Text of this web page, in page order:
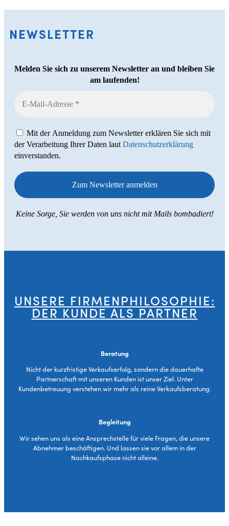
NEWSLETTER
Melden Sie sich zu unserem Newsletter an und bleiben Sie
am laufenden!
Mit der Anmeldung zum Newsletter erklären Sie sich mit
der Verarbeitung Ihrer Daten laut Datenschutzerklärung
einverstanden.
Keine Sorge, Sie werden von uns nicht mit Mails bombadiert!
UNSERE FIRMENPHILOSOPHIE:
DER KUNDE ALS PARTNER
Beratung
Nicht der kurzfristige Verkaufserfolg, sondern die dauerhafte
Partnerschaft mit unseren Kunden ist unser Ziel. Unter
Kundenbetreuung verstehen wir mehr als reine Verkaufsberatung.
Begleitung
Wir sehen uns als eine Ansprechstelle für viele Fragen, die unsere
Abnehmer beschäftigen. Und lassen sie vor allem in der
Nachkaufsphase nicht alleine.